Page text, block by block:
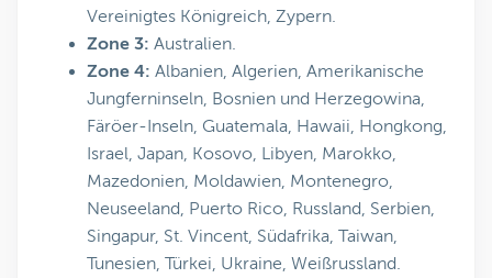
Vereinigtes Königreich, Zypern.
Zone 3: Australien.
Zone 4: Albanien, Algerien, Amerikanische
Jungferninseln, Bosnien und Herzegowina,
Färöer-Inseln, Guatemala, Hawaii, Hongkong,
Israel, Japan, Kosovo, Libyen, Marokko,
Mazedonien, Moldawien, Montenegro,
Neuseeland, Puerto Rico, Russland, Serbien,
Singapur, St. Vincent, Südafrika, Taiwan,
Tunesien, Türkei, Ukraine, Weißrussland.